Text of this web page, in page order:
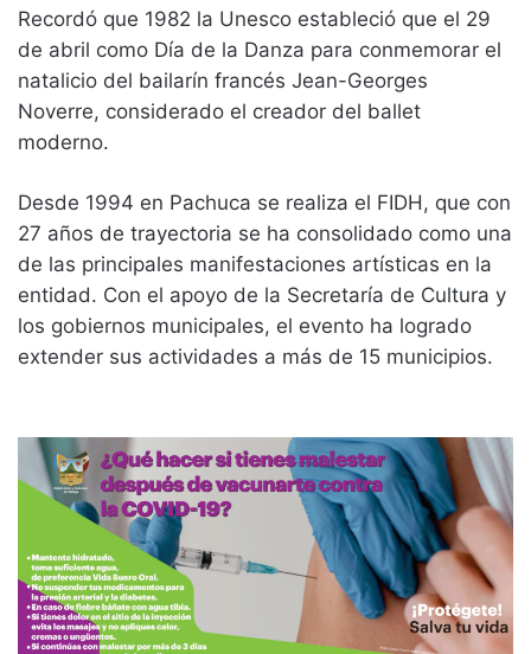
Recordó que 1982 la Unesco estableció que el 29
de abril como Día de la Danza para conmemorar el
natalicio del bailarín francés Jean-Georges
Noverre, considerado el creador del ballet
moderno.
Desde 1994 en Pachuca se realiza el FIDH, que con
27 años de trayectoria se ha consolidado como una
de las principales manifestaciones artísticas en la
entidad. Con el apoyo de la Secretaría de Cultura y
los gobiernos municipales, el evento ha logrado
extender sus actividades a más de 15 municipios.